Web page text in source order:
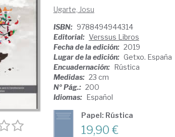
Ugarte, Josu
ISBN: 9788494944314
Editorial: Verssus Libros
Fecha de la edición: 2019
Lugar de la edición: Getxo. España
Encuadernación: Rústica
Medidas: 23 cm
Nº Pág.: 200
Idiomas: Español
Papel: Rústica
19,90 €